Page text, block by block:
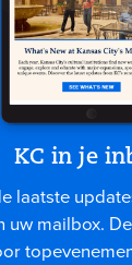
KC in je
laatste
uw mailbox.